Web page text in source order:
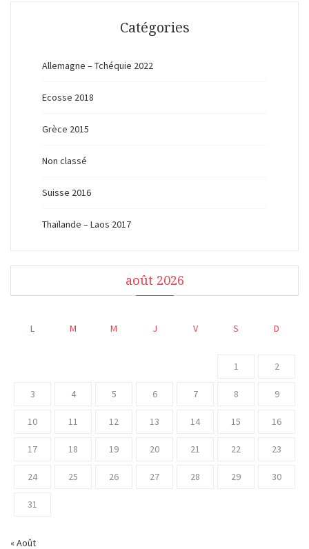
Catégories
Allemagne – Tchéquie 2022
Ecosse 2018
Grèce 2015
Non classé
Suisse 2016
Thaïlande – Laos 2017
août 2026
L M M J V S D
1 2
3 4 5 6 7 8 9
10 11 12 13 14 15 16
17 18 19 20 21 22 23
24 25 26 27 28 29 30
31
« Août